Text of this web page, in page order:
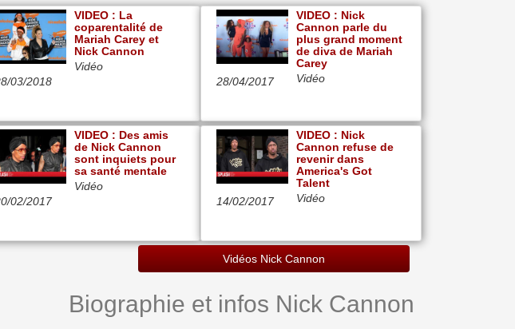
03/2018
VIDEO : La
coparentalité de
Mariah Carey et
Nick Cannon
Vidéo
28/04/2017
VIDEO : Nick
Cannon parle du
plus grand moment
de diva de Mariah
Carey
Vidéo
02/2017
VIDEO : Des amis
de Nick Cannon
sont inquiets pour
sa santé mentale
Vidéo
14/02/2017
VIDEO : Nick
Cannon refuse de
revenir dans
America's Got
Talent
Vidéo
Vidéos Nick Cannon
Biographie et infos Nick Cannon